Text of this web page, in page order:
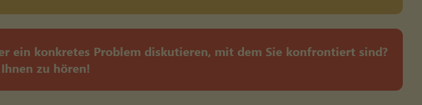
ein konkretes Problem diskutieren, mit dem Sie konfrontiert sind?
zu hören!